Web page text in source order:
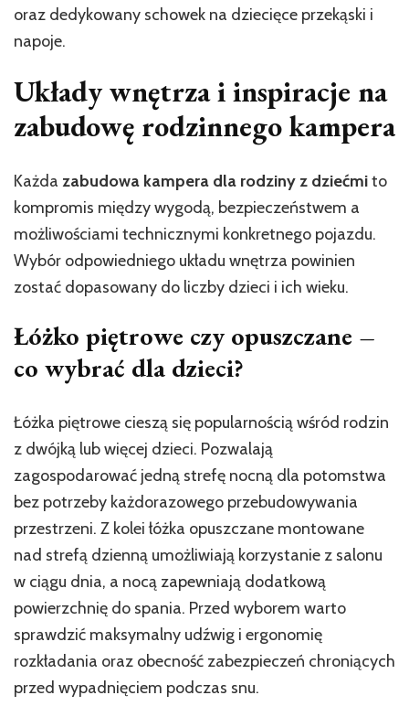
oraz dedykowany schowek na dziecięce przekąski i
napoje.
Układy wnętrza i inspiracje na
zabudowę rodzinnego kampera
Każda zabudowa kampera dla rodziny z dziećmito
kompromis między wygodą, bezpieczeństwem a
możliwościami technicznymi konkretnego pojazdu.
Wybór odpowiedniego układu wnętrza powinien
zostać dopasowany do liczby dzieci i ich wieku.
Łóżko piętrowe czy opuszczane –
co wybrać dla dzieci?
Łóżka piętrowe cieszą się popularnością wśród rodzin
z dwójką lub więcej dzieci. Pozwalają
zagospodarować jedną strefę nocną dla potomstwa
bez potrzeby każdorazowego przebudowywania
przestrzeni. Z kolei łóżka opuszczane montowane
nad strefą dzienną umożliwiają korzystanie z salonu
w ciągu dnia, a nocą zapewniają dodatkową
powierzchnię do spania. Przed wyborem warto
sprawdzić maksymalny udźwig i ergonomię
rozkładania oraz obecność zabezpieczeń chroniących
przed wypadnięciem podczas snu.